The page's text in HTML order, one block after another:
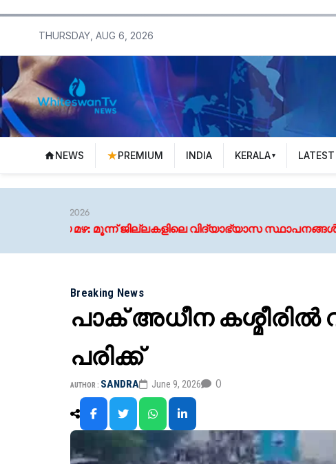
THURSDAY, AUG 6, 2026
NEWS PREMIUM INDIA KERALA
വിദ്യാഭ്യാസ സ്ഥാപനങ്ങള്‍ക്ക് നാളെ അവധി
Breaking News
പാക് അധീന കശ്മീരിൽ
പരിക്ക്
AUTHOR : SANDRA June 9, 2026 0